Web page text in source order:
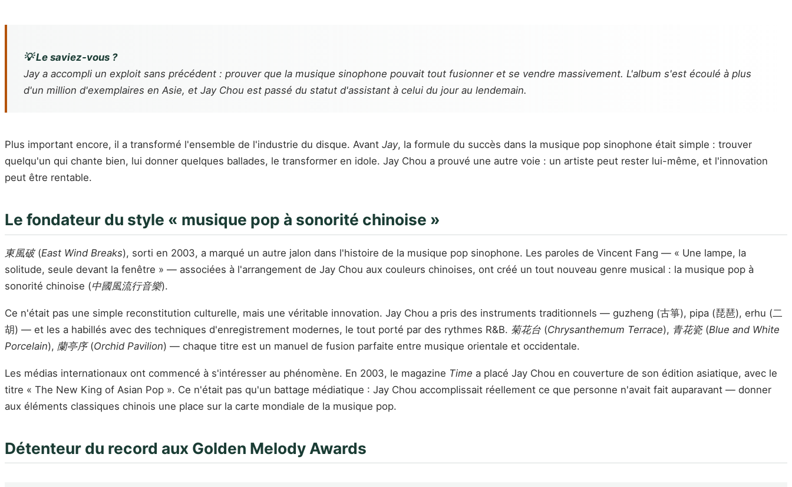
💡 Le saviez-vous ?
Jaya accompli un exploit sans précédent : prouver que la musique sinophone pouvait tout fusionner et se vendre massivement. L'album s'est écoulé à plus
d'un million d'exemplaires en Asie, et Jay Chou est passé du statut d'assistant à celui du jour au lendemain.
Plus important encore, il a transformé l'ensemble de l'industrie du disque. Avant Jay, la formule du succès dans la musique pop sinophone était simple : trouver
quelqu'un qui chante bien, lui donner quelques ballades, le transformer en idole. Jay Chou a prouvé une autre voie : un artiste peut rester lui-même, et l'innovation
peut être rentable.
Le fondateur du style « musique pop à sonorité chinoise »
東風破(East Wind Breaks), sorti en 2003, a marqué un autre jalon dans l'histoire de la musique pop sinophone. Les paroles de Vincent Fang — « Une lampe, la
solitude, seule devant la fenêtre » — associées à l'arrangement de Jay Chou aux couleurs chinoises, ont créé un tout nouveau genre musical : la musique pop à
sonorité chinoise (中國風流行音樂).
Ce n'était pas une simple reconstitution culturelle, mais une véritable innovation. Jay Chou a pris des instruments traditionnels — guzheng (古箏), pipa (琵琶), erhu (二
胡) — et les a habillés avec des techniques d'enregistrement modernes, le tout porté par des rythmes R&B. 菊花台 (Chrysanthemum Terrace), 青花瓷(Blue and White
Porcelain), 蘭亭序(Orchid Pavilion) — chaque titre est un manuel de fusion parfaite entre musique orientale et occidentale.
Les médias internationaux ont commencé à s'intéresser au phénomène. En 2003, le magazine Time a placé Jay Chou en couverture de son édition asiatique, avec le
titre « The New King of Asian Pop ». Ce n'était pas qu'un battage médiatique : Jay Chou accomplissait réellement ce que personne n'avait fait auparavant — donner
aux éléments classiques chinois une place sur la carte mondiale de la musique pop.
Détenteur du record aux Golden Melody Awards